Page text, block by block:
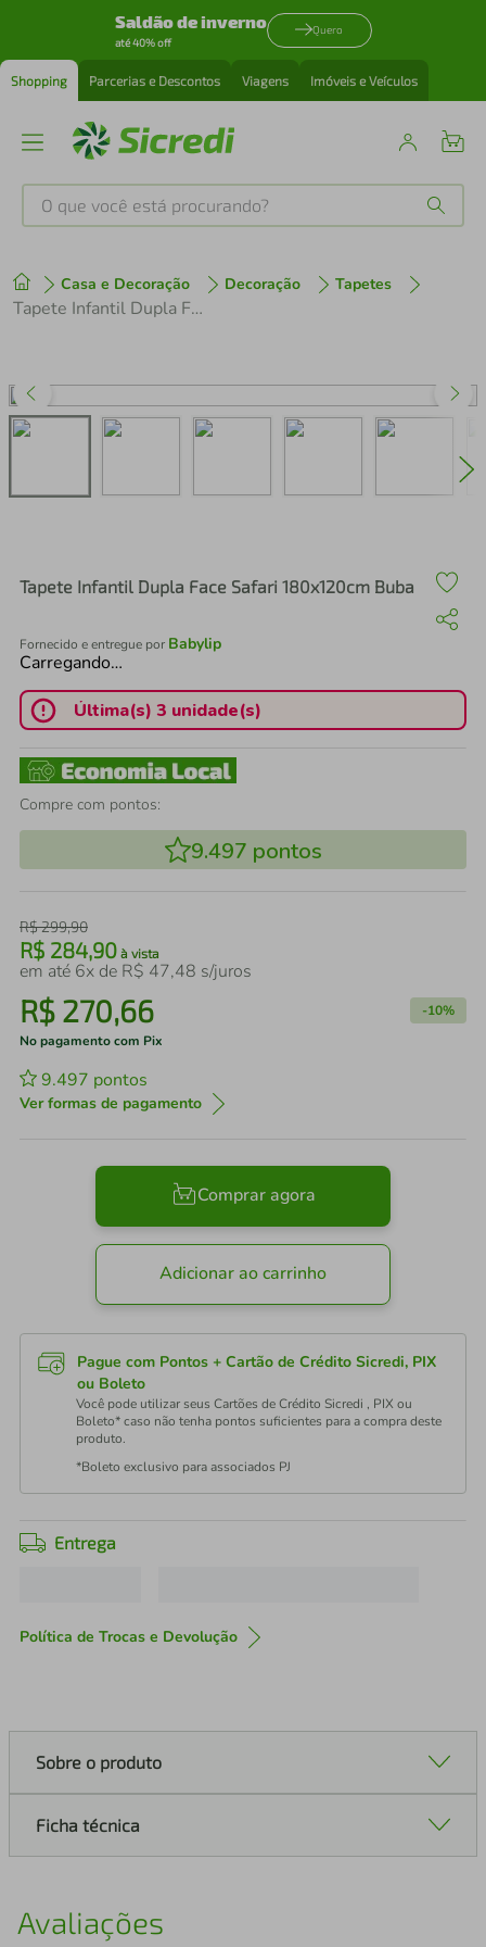
Saldão de inverno
até 40% off
Quero
Shopping Parcerias e Descontos Viagens Imóveis e Veículos
O que você está procurando?
Casa e Decoração Decoração Tapetes
Tapete Infantil Dupla Face Safari 180x120cm Buba
Tapete Infantil Dupla Face Safari 180x120cm Buba
Fornecido e entregue por Babylip
Carregando…
Última(s) 3 unidade(s)
Compre com pontos:
9.497 pontos
R$299,90
R$ 284,90 à vista
em até 6x de R$ 47,48 s/juros
R$ 270,66 -10%
No pagamento com Pix
9.497 pontos
Ver formas de pagamento
Comprar agora
Adicionar ao carrinho
Pague com Pontos + Cartão de Crédito Sicredi, PIX
ou Boleto
Você pode utilizar seus Cartões de Crédito Sicredi , PIX ou
Boleto* caso não tenha pontos suficientes para a compra deste
produto.
*Boleto exclusivo para associados PJ
Entrega
Política de Trocas e Devolução
Sobre o produto
Ficha técnica
Avaliações
1º tenis
perfume